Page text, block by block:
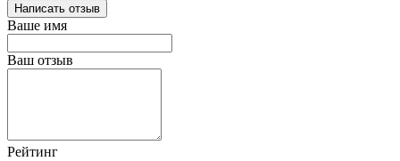
Написать отзыв
Ваше имя
Ваш отзыв
Рейтинг